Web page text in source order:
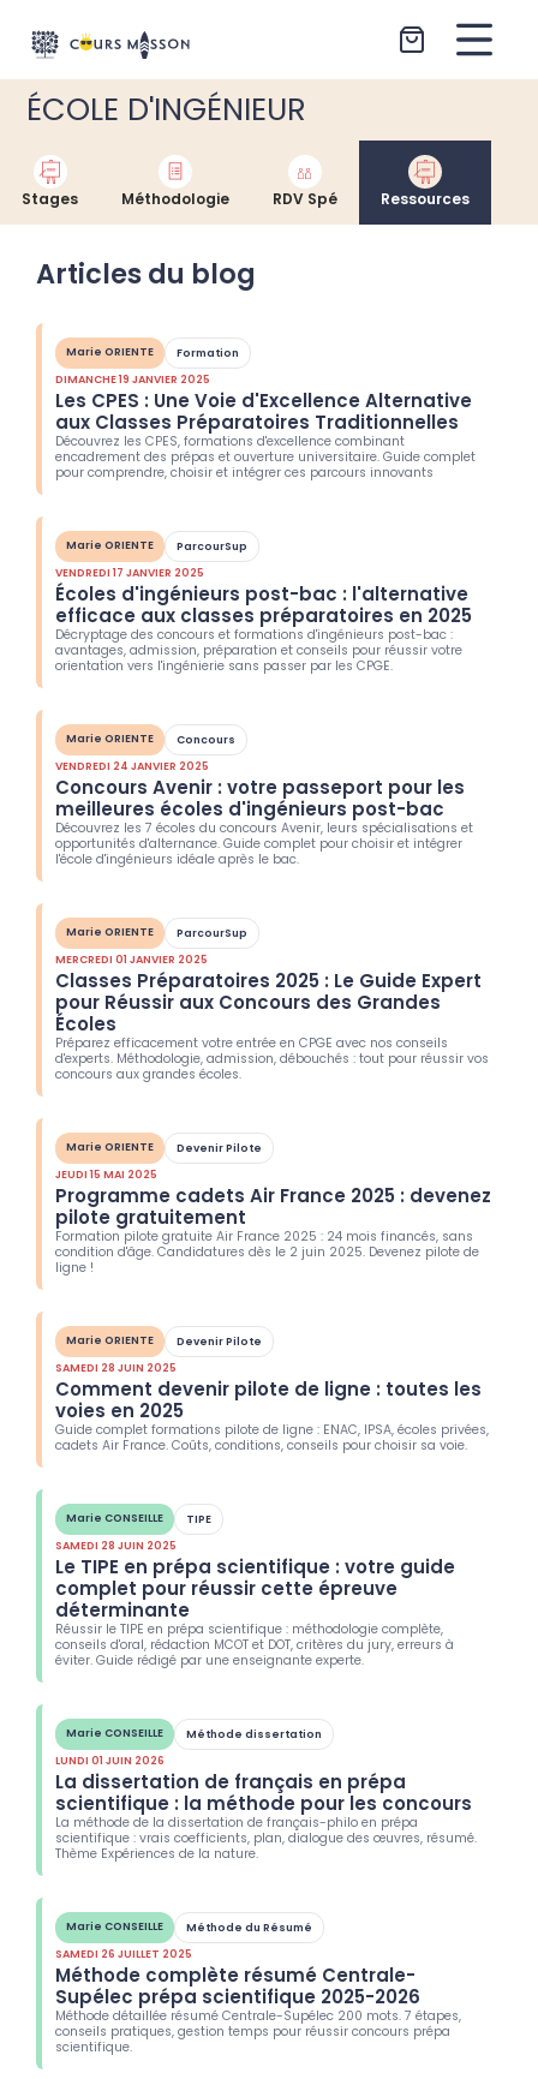
ÉCOLE D'INGÉNIEUR
Stages Méthodologie RDV Spé Ressources
Articles du blog
Marie ORIENTE
Formation
DIMANCHE 19 JANVIER 2025
Les CPES : Une Voie d'Excellence Alternative
aux Classes Préparatoires Traditionnelles
Découvrez les CPES, formations d'excellence combinant
encadrement des prépas et ouverture universitaire. Guide complet
pour comprendre, choisir et intégrer ces parcours innovants
Marie ORIENTE
ParcourSup
VENDREDI 17 JANVIER 2025
Écoles d'ingénieurs post-bac : l'alternative
efficace aux classes préparatoires en 2025
Décryptage des concours et formations d'ingénieurs post-bac :
avantages, admission, préparation et conseils pour réussir votre
orientation vers l'ingénierie sans passer par les CPGE.
Marie ORIENTE
Concours
VENDREDI 24 JANVIER 2025
Concours Avenir : votre passeport pour les
meilleures écoles d'ingénieurs post-bac
Découvrez les 7 écoles du concours Avenir, leurs spécialisations et
opportunités d'alternance. Guide complet pour choisir et intégrer
l'école d'ingénieurs idéale après le bac.
Marie ORIENTE
ParcourSup
MERCREDI 01 JANVIER 2025
Classes Préparatoires 2025 : Le Guide Expert
pour Réussir aux Concours des Grandes
Écoles
Préparez efficacement votre entrée en CPGE avec nos conseils
d'experts. Méthodologie, admission, débouchés : tout pour réussir vos
concours aux grandes écoles.
Marie ORIENTE
Devenir Pilote
JEUDI 15 MAI 2025
Programme cadets Air France 2025 : devenez
pilote gratuitement
Formation pilote gratuite Air France 2025 : 24 mois financés, sans
condition d'âge. Candidatures dès le 2 juin 2025. Devenez pilote de
ligne !
Marie ORIENTE
Devenir Pilote
SAMEDI 28 JUIN 2025
Comment devenir pilote de ligne : toutes les
voies en 2025
Guide complet formations pilote de ligne : ENAC, IPSA, écoles privées,
cadets Air France. Coûts, conditions, conseils pour choisir sa voie.
Marie CONSEILLE
TIPE
SAMEDI 28 JUIN 2025
Le TIPE en prépa scientifique : votre guide
complet pour réussir cette épreuve
déterminante
Réussir le TIPE en prépa scientifique : méthodologie complète,
conseils d'oral, rédaction MCOT et DOT, critères du jury, erreurs à
éviter. Guide rédigé par une enseignante experte.
Marie CONSEILLE
Méthode dissertation
LUNDI 01 JUIN 2026
La dissertation de français en prépa
scientifique : la méthode pour les concours
La méthode de la dissertation de français-philo en prépa
scientifique : vrais coefficients, plan, dialogue des œuvres, résumé.
Thème Expériences de la nature.
Marie CONSEILLE
Méthode du Résumé
SAMEDI 26 JUILLET 2025
Méthode complète résumé Centrale-
Supélec prépa scientifique 2025-2026
Méthode détaillée résumé Centrale-Supélec 200 mots. 7 étapes,
conseils pratiques, gestion temps pour réussir concours prépa
scientifique.